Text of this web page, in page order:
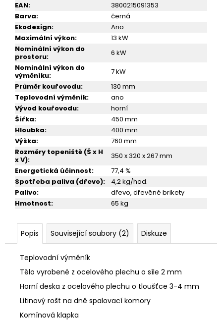
EAN:
3800215091353
Barva:
černá
Ekodesign:
Ano
Maximální výkon:
13 kW
Nominální výkon do
prostoru:
6 kW
Nominální výkon do
výměníku:
7 kW
Průměr kouřovodu:
130 mm
Teplovodní výměník:
ano
Vývod kouřovodu:
horní
Šířka:
450 mm
Hloubka:
400 mm
Výška:
760 mm
Rozměry topeniště (Š x H
x V):
350 x 320 x 267 mm
Energetická účinnost:
77,4 %
Spotřeba paliva (dřevo):
4,2 kg/hod.
Palivo:
dřevo, dřevěné brikety
Hmotnost: 65 kg
Popis Související soubory (2) Diskuze
Teplovodní výměník
Tělo vyrobené z ocelového plechu o síle 2 mm
Horní deska z ocelového plechu o tloušťce 3-4 mm
Litinový rošt na dně spalovací komory
Komínová klapka
SPORÁK
NA
TUHÁ
PALIVA
VERSO
CS
INOX,
ČERVENÁ
17
999
Kč